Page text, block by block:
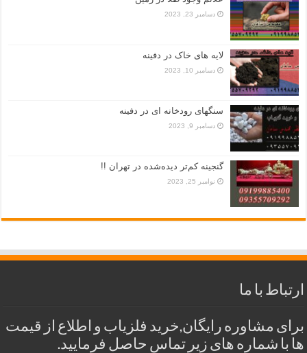
دسامبر 23, 2023
لایه های خاک در دفینه
دسامبر 10, 2023
سنگهای رودخانه ای در دفینه
دسامبر 9, 2023
گنجینه کم‌تر دیده‌شده در تهران !!
نوامبر 25, 2023
ارتباط با ما
برای مشاوره رایگان,خرید فلزیاب و اطلاع از قیمت
ها با شماره های زیر تماس حاصل فرمایید.